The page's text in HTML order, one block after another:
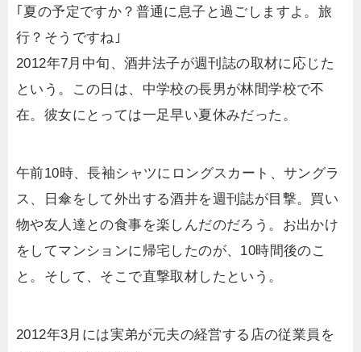
｢夏の予定ですか？普通に息子と過ごしますよ。旅
行？そうですね｣
2012年7月中旬、酒井法子が週刊誌の取材に応じた
という。この日は、中学校の長男が林間学校で不
在。彼女にとっては一足早い夏休みだった。
午前10時、長袖シャツにロングスカート、サングラ
ス、日傘をして外出する酒井を週刊誌が目撃。買い
物や友人達との食事を楽しんだのだろう。お出かけ
をしてマンションに帰宅したのが、10時間後のこ
と。そして、そこで直撃取材したという。
2012年3月には実弟が元夫の経営する店の従業員を